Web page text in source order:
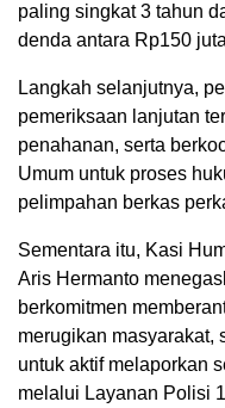
paling singkat 3 tahun
denda antara Rp150
Langkah selanjutnya,
pemeriksaan lanjutan
penahanan, serta
Umum untuk proses
pelimpahan berkas
Sementara itu, Kasi
Aris Hermanto
berkomitmen
merugikan masyarakat,
untuk aktif melaporkan
melalui Layanan Polisi